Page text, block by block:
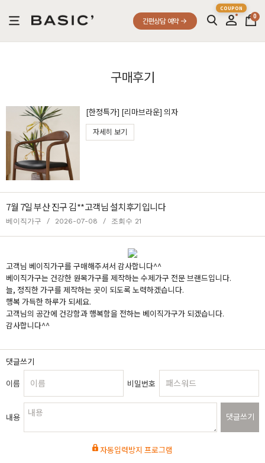
간편상담 예약
0
구매후기
[한정특가] [리마브라운] 의자
자세히 보기
7월 7일 부산 진구 김**고객님 설치후기입니다
베이직가구 / 2026-07-08 / 조회수 21
고객님 베이직가구를 구매해주셔서 감사합니다^^
베이직가구는 건강한 원목가구를 제작하는 수제가구 전문 브랜드입니다.
늘, 정직한 가구를 제작하는 곳이 되도록 노력하겠습니다.
행복 가득한 하루가 되세요.
고객님의 공간에 건강함과 행복함을 전하는 베이직가구가 되겠습니다.
감사합니다^^
댓글쓰기
이름
비밀번호
내용 댓글쓰기
자동입력방지 프로그램